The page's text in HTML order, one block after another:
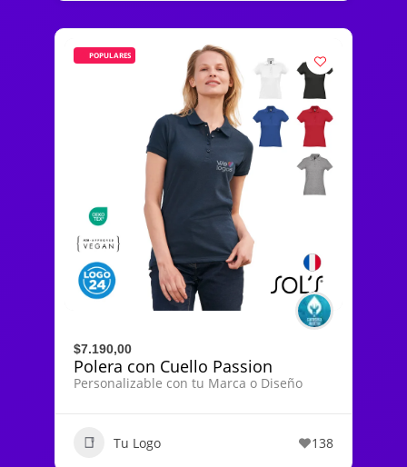
POPULARES
$7.190,00
Polera con Cuello Passion
Personalizable con tu Marca o Diseño
Tu Logo 138